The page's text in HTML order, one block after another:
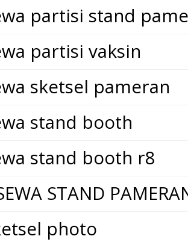
partisi stand
partisi vaksin
sketsel pameran
stand booth
stand booth r8
STAND
photo